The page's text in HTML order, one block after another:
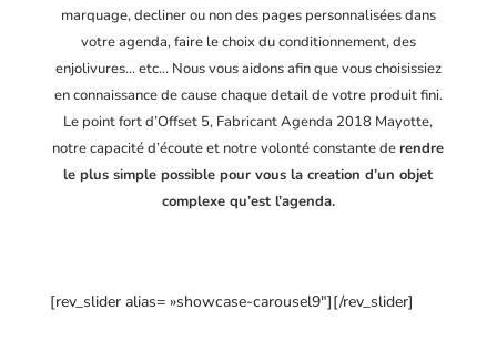
marquage, decliner ou non des pages personnalisées dans
votre agenda, faire le choix du conditionnement, des
enjolivures… etc… Nous vous aidons afin que vous choisissiez
en connaissance de cause chaque detail de votre produit fini.
Le point fort d’Offset 5, Fabricant Agenda 2018 Mayotte,
notre capacité d’écoute et notre volonté constante derendre
le plus simple possible pour vous la creation d’un objet
complexe qu’est l’agenda.
[rev_slider alias= »showcase-carousel9″][/rev_slider]